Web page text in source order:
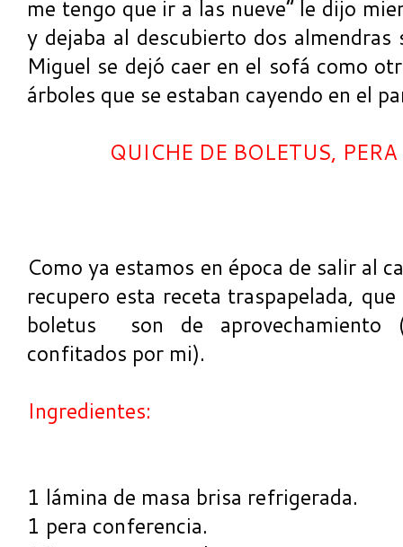
me tengo que ir a las nueve” le dijo
y dejaba al descubierto dos almendras
Miguel se dejó caer en el sofá como
árboles que se estaban cayendo en el
QUICHE DE BOLETUS,
Como ya estamos en época de salir al
recupero esta receta traspapelada,
boletus son de aprovechamiento
confitados por mi).
Ingredientes:
1 lámina de masa brisa refrigerada.
1 pera conferencia.